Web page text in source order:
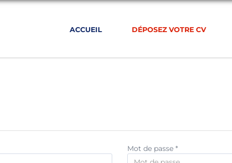
ACCUEIL DÉPOSEZ VOTRE CV
Mot de passe *